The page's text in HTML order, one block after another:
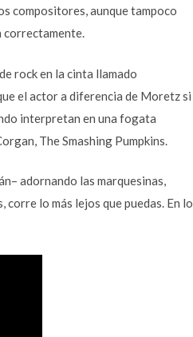
compositores, aunque tampoco
correctamente.
rock en la cinta llamado
el actor a diferencia de Moretz si
interpretan en una fogata
The Smashing Pumpkins.
adornando las marquesinas,
corre lo más lejos que puedas. En lo